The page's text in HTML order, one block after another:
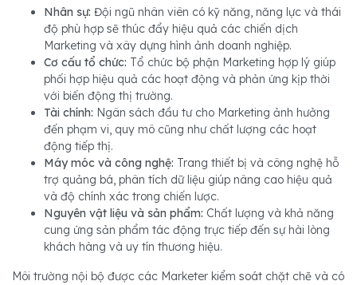
Nhân sự: Đội ngũ nhân viên có kỹ năng, năng lực và thái
độ phù hợp sẽ thúc đẩy hiệu quả các chiến dịch
Marketing và xây dựng hình ảnh doanh nghiệp.
Cơ cấu tổ chức: Tổ chức bộ phận Marketing hợp lý giúp
phối hợp hiệu quả các hoạt động và phản ứng kịp thời
với biến động thị trường.
Tài chính: Ngân sách đầu tư cho Marketing ảnh hưởng
đến phạm vi, quy mô cũng như chất lượng các hoạt
động tiếp thị.
Máy móc và công nghệ: Trang thiết bị và công nghệ hỗ
trợ quảng bá, phân tích dữ liệu giúp nâng cao hiệu quả
và độ chính xác trong chiến lược.
Nguyên vật liệu và sản phẩm: Chất lượng và khả năng
cung ứng sản phẩm tác động trực tiếp đến sự hài lòng
khách hàng và uy tín thương hiệu.
Môi trường nội bộ được các Marketer kiểm soát chặt chẽ và có